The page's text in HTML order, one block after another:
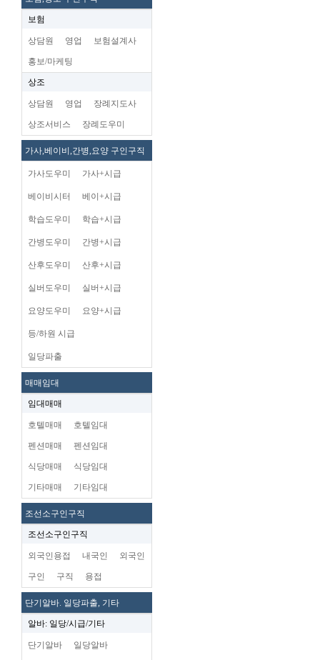
보험
상담원 영업 보험설계사
홍보/마케팅
상조
상담원 영업 장례지도사
상조서비스 장례도우미
가사,베이비,간병,요양 구인구직
가사도우미 가사+시급
베이비시터 베이+시급
학습도우미 학습+시급
간병도우미 간병+시급
산후도우미 산후+시급
실버도우미 실버+시급
요양도우미 요양+시급
등/하원 시급
일당파출
매매임대
임대매매
호텔매매 호텔임대
펜션매매 펜션임대
식당매매 식당임대
기타매매 기타임대
조선소구인구직
조선소구인구직
외국인용접 내국인 외국인
구인 구직 용접
단기알바. 일당파출, 기타
알바: 일당/시급/기타
단기알바 일당알바